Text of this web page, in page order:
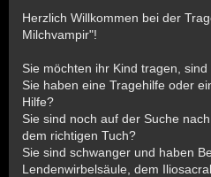
Herzlich Willkommen bei der
Milchvampir"!
Sie möchten ihr Kind tragen,
Sie haben eine Tragehilfe oder
Hilfe?
Sie sind noch auf der Suche
dem richtigen Tuch?
Sie sind schwanger und haben
Lendenwirbelsäule, dem